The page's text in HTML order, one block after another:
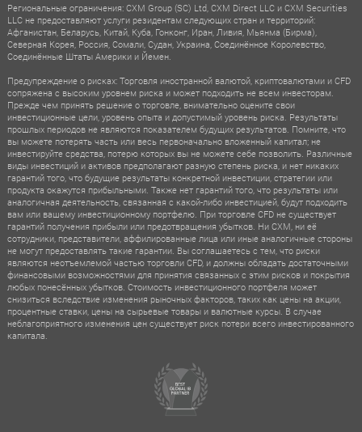
Региональные ограничения: CXM Group (SC) Ltd, CXM Direct LLC и CXM Securities
LLC не предоставляют услуги резидентам следующих стран и территорий:
Афганистан, Беларусь, Китай, Куба, Гонконг, Иран, Ливия, Мьянма (Бирма),
Северная Корея, Россия, Сомали, Судан, Украина, Соединённое Королевство,
Соединённые Штаты Америки и Йемен.
Предупреждение о рисках: Торговля иностранной валютой, криптовалютами и CFD
сопряжена с высоким уровнем риска и может подходить не всем инвесторам.
Прежде чем принять решение о торговле, внимательно оцените свои
инвестиционные цели, уровень опыта и допустимый уровень риска. Результаты
прошлых периодов не являются показателем будущих результатов. Помните, что
вы можете потерять часть или весь первоначально вложенный капитал; не
инвестируйте средства, потерю которых вы не можете себе позволить. Различные
виды инвестиций и активов предполагают разную степень риска, и нет никаких
гарантий того, что будущие результаты конкретной инвестиции, стратегии или
продукта окажутся прибыльными. Также нет гарантий того, что результаты или
аналогичная деятельность, связанная с какой-либо инвестицией, будут подходить
вам или вашему инвестиционному портфелю. При торговле CFD не существует
гарантий получения прибыли или предотвращения убытков. Ни CXM, ни её
сотрудники, представители, аффилированные лица или иные аналогичные стороны
не могут предоставлять такие гарантии. Вы соглашаетесь с тем, что риски
являются неотъемлемой частью торговли CFD, и должны обладать достаточными
финансовыми возможностями для принятия связанных с этим рисков и покрытия
любых понесённых убытков. Стоимость инвестиционного портфеля может
снизиться вследствие изменения рыночных факторов, таких как цены на акции,
процентные ставки, цены на сырьевые товары и валютные курсы. В случае
неблагоприятного изменения цен существует риск потери всего инвестированного
капитала.